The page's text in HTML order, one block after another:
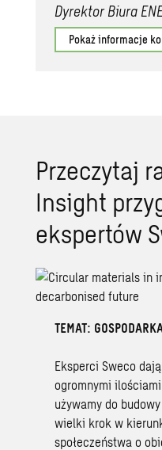
Dyrektor Biura
Pokaż informacje
Przeczytaj
Insight
ekspertów
TEMAT:
Eksperci Sweco
ogromnymi
używamy do
wielki krok w
społeczeństwa o